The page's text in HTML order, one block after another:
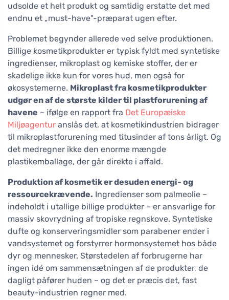
udsolde et helt produkt og samtidig erstatte det med
endnu et „must-have"-præparat ugen efter.
Problemet begynder allerede ved selve produktionen.
Billige kosmetikprodukter er typisk fyldt med syntetiske
ingredienser, mikroplast og kemiske stoffer, der er
skadelige ikke kun for vores hud, men også for
økosystemerne. Mikroplast fra kosmetikprodukter
udgør en af de største kilder til plastforurening af
havene – ifølge en rapport fra Det Europæiske
Miljøagentur anslås det, at kosmetikindustrien bidrager
til mikroplastforurening med titusinder af tons årligt. Og
det medregner ikke den enorme mængde
plastikemballage, der går direkte i affald.
Produktion af kosmetik er desuden energi- og
ressourcekrævende. Ingredienser som palmeolie –
indeholdt i utallige billige produkter – er ansvarlige for
massiv skovrydning af tropiske regnskove. Syntetiske
dufte og konserveringsmidler som parabener ender i
vandsystemet og forstyrrer hormonsystemet hos både
dyr og mennesker. Størstedelen af forbrugerne har
ingen idé om sammensætningen af de produkter, de
dagligt påfører huden – og det er præcis det, fast
beauty-industrien regner med.